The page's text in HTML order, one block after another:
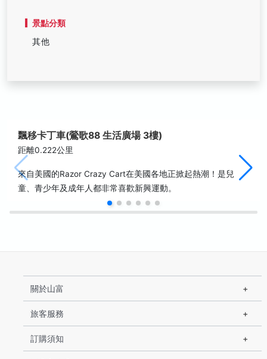
景點分類
其他
飄移卡丁車(鶯歌88 生活廣場 3樓)
距離0.222公里
來自美國的Razor Crazy Cart在美國各地正掀起熱潮！是兒
童、青少年及成年人都非常喜歡新興運動。
關於山富
旅客服務
訂購須知